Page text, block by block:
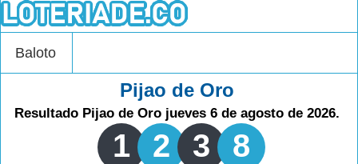
Baloto
Pijao de Oro
Resultado Pijao de Oro jueves 6 de agosto de 2026.
1 2 3 8